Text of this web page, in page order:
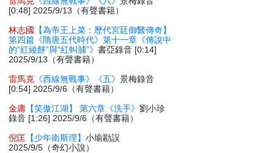
[0:48] 2025/9/13（有聲書籍）
林志國
【為帝王上菜：歷代宮廷御醫傳奇】
第四篇《隋唐五代時代》第十一章《傳說中
的“紅綾餅”與“紅虯脯”》書亞錄音 [0:14]
2025/9/13（有聲書籍）
雷馬克 《西線無戰事》《五》景梅錄音
[0:54] 2025/9/6（有聲書籍）
金庸 【笑傲江湖】 第六章《洗手》劉小珍
錄音 [1:26] 2025/9/6（有聲書籍）
倪匡 【少年衛斯理】小瑜勘誤
2025/9/5（奇幻小說）